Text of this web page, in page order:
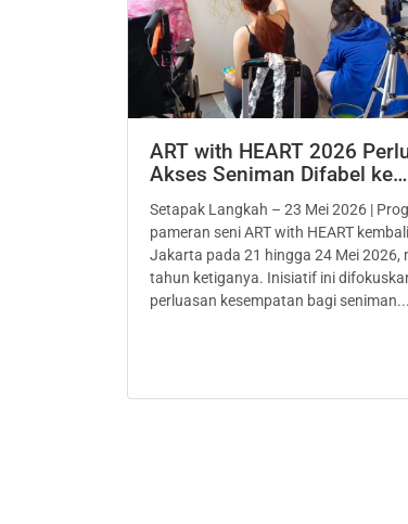
ART with HEART 2026
Akses Seniman Difabel ke…
Setapak Langkah – 23 Mei 2026 |
pameran seni ART with HEART
Jakarta pada 21 hingga 24 Mei 2026,
tahun ketiganya. Inisiatif ini
perluasan kesempatan bagi seniman...